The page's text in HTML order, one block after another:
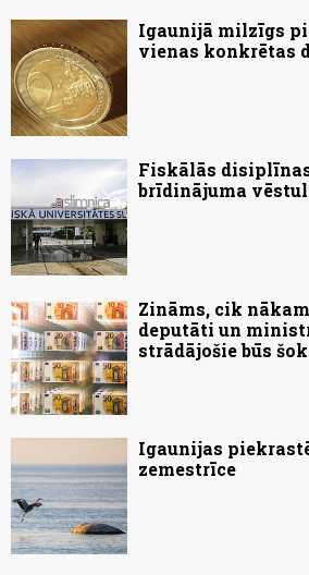
Igaunijā milzīgs
vienas konkrētas
Fiskālās
brīdinājuma
Zināms, cik
deputāti un
strādājošie būs
Igaunijas
zemestrīce